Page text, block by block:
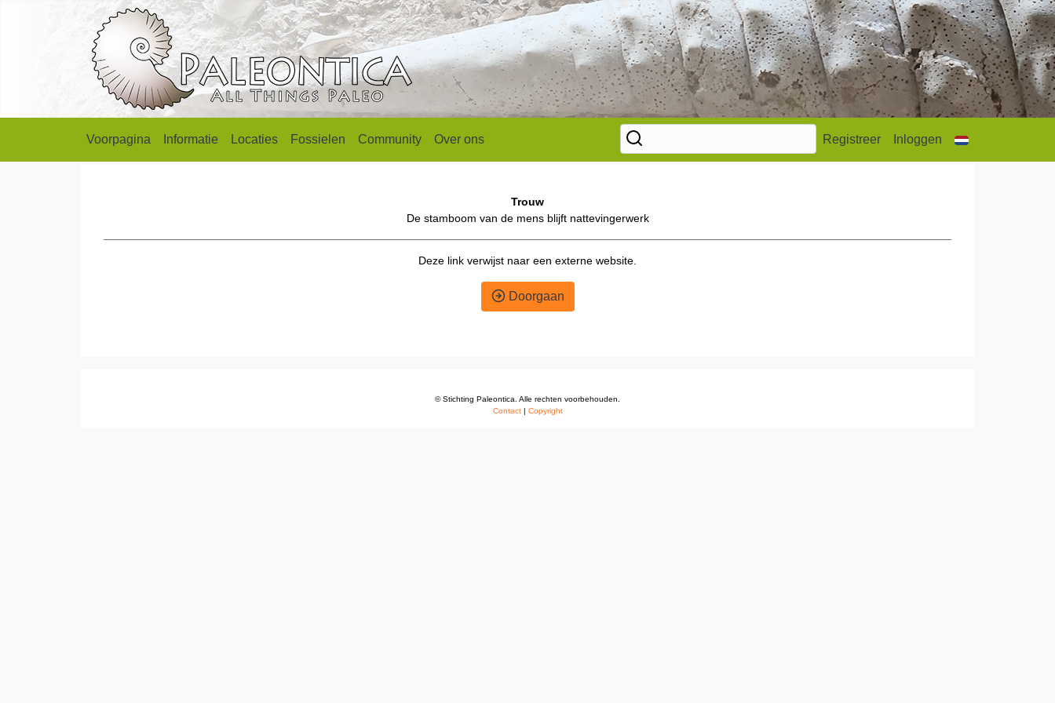
Voorpagina Informatie Locaties Fossielen Community Over ons Registreer Inloggen
Trouw
De stamboom van de mens blijft nattevingerwerk
Deze link verwijst naar een externe website.
Doorgaan
© Stichting Paleontica. Alle rechten voorbehouden.
Contact| Copyright